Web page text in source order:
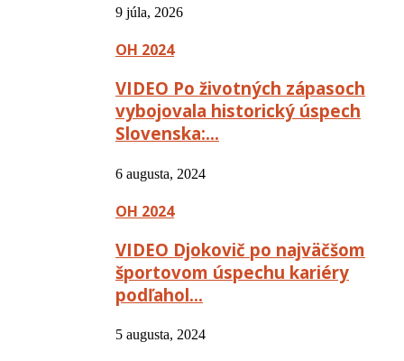
9 júla, 2026
OH 2024
VIDEO Po životných zápasoch
vybojovala historický úspech
Slovenska:…
6 augusta, 2024
OH 2024
VIDEO Djokovič po najväčšom
športovom úspechu kariéry
podľahol…
5 augusta, 2024